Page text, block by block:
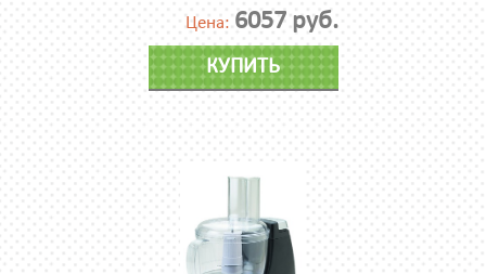
Цена: 6057 руб.
КУПИТЬ